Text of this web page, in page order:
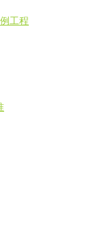
工程